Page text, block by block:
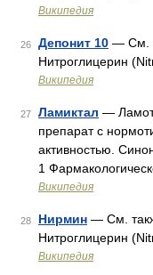
Википедия
26 Депонит 10 — См.
Нитроглицерин
Википедия
27 Ламиктал —
препарат с
активностью.
1
Википедия
28 Нирмин — См.
Нитроглицерин
Википедия